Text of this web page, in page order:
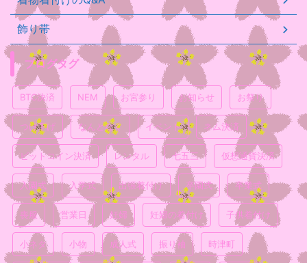
飾り帯
ブログタグ
BTC決済 NEM お宮参り お知らせ お祭り
つけ下げ なんとなく イベント ネム決済
ビットコイン決済 レンタル 七五三 仮想通貨決済
入園式 入学式 出張着付け 卒園式 卒業式
喪服 営業日 妊婦 妊婦の着付け 子供着付け
小ネタ 小物 成人式 振り袖 時津町